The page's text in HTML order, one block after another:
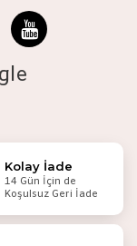
Kolay İade
14 Gün İçin de
Koşulsuz Geri İade